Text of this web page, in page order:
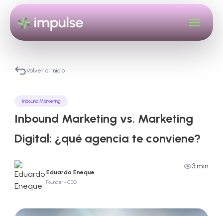
Volver al inicio
Inbound Marketing
Inbound Marketing vs. Marketing
Digital: ¿qué agencia te conviene?
Eduardo Eneque
Founder - CEO
3 min